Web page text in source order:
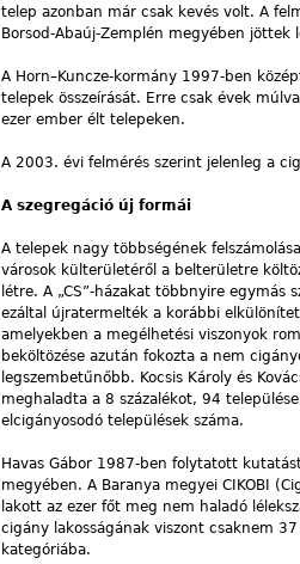
telep azonban már csak kevés volt. A
Borsod-Abaúj-Zemplén megyében jöttek
A Horn–Kuncze-kormány 1997-ben
telepek összeírását. Erre csak évek
ezer ember élt telepeken.
A 2003. évi felmérés szerint jelenleg a
A szegregáció új formái
A telepek nagy többségének
városok külterületéről a belterületre
létre. A „CS”-házakat többnyire egymás
ezáltal újratermelték a korábbi
amelyekben a megélhetési viszonyok
beköltözése azután fokozta a nem
legszembetűnőbb. Kocsis Károly és
meghaladta a 8 százalékot, 94
elcigányosodó települések száma.
Havas Gábor 1987-ben folytatott
megyében. A Baranya megyei CIKOBI
lakott az ezer főt meg nem haladó
cigány lakosságának viszont csaknem
kategóriába.